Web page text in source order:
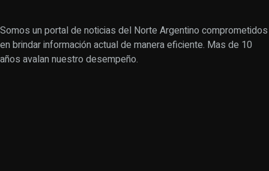
Somos un portal de noticias del Norte Argentino comprometidos
en brindar información actual de manera eficiente. Mas de 10
años avalan nuestro desempeño.